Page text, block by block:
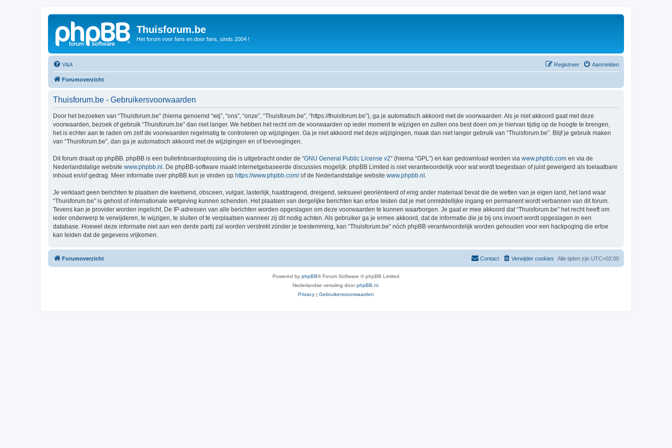
Thuisforum.be
Het forum voor fans en door fans, sinds 2004 !
V&A Aanmelden
Registreer
Forumoverzicht
Thuisforum.be - Gebruikersvoorwaarden
Door het bezoeken van “Thuisforum.be” (hierna genoemd “wij”, “ons”, “onze”, “Thuisforum.be”, “https://thuisforum.be”), ga je automatisch akkoord met de voorwaarden. Als je niet akkoord gaat met deze
voorwaarden, bezoek of gebruik “Thuisforum.be” dan niet langer. We hebben het recht om de voorwaarden op ieder moment te wijzigen en zullen ons best doen om je hiervan tijdig op de hoogte te brengen,
het is echter aan te raden om zelf de voorwaarden regelmatig te controleren op wijzigingen. Ga je niet akkoord met deze wijzigingen, maak dan niet langer gebruik van “Thuisforum.be”. Blijf je gebruik maken
van “Thuisforum.be”, dan ga je automatisch akkoord met de wijzigingen en of toevoegingen.
Dit forum draait op phpBB. phpBB is een bulletinboardoplossing die is uitgebracht onder de “GNU General Public License v2” (hierna “GPL”) en kan gedownload worden via www.phpbb.com en via de
Nederlandstalige website www.phpbb.nl . De phpBB-software maakt internetgebaseerde discussies mogelijk. phpBB Limited is niet verantwoordelijk voor wat wordt toegestaan of juist geweigerd als toelaatbare
inhoud en/of gedrag. Meer informatie over phpBB kun je vinden op https://www.phpbb.com/of de Nederlandstalige website www.phpbb.nl
Je verklaart geen berichten te plaatsen die kwetsend, obsceen, vulgair, lasterlijk, haatdragend, dreigend, seksueel georiënteerd of enig ander materiaal bevat die de wetten van je eigen land, het land waar
“Thuisforum.be” is gehost of internationale wetgeving kunnen schenden. Het plaatsen van dergelijke berichten kan ertoe leiden dat je met onmiddellijke ingang en permanent wordt verbannen van dit forum.
Tevens kan je provider worden ingelicht. De IP-adressen van alle berichten worden opgeslagen om deze voorwaarden te kunnen waarborgen. Je gaat er mee akkoord dat “Thuisforum.be” het recht heeft om
ieder onderwerp te verwijderen, te wijzigen, te sluiten of te verplaatsen wanneer zij dit nodig achten. Als gebruiker ga je ermee akkoord, dat de informatie die je bij ons invoert wordt opgeslagen in een
database. Hoewel deze informatie niet aan een derde partij zal worden verstrekt zónder je toestemming, kan “Thuisforum.be” nóch phpBB verantwoordelijk worden gehouden voor een hackpoging die ertoe
kan leiden dat de gegevens vrijkomen.
Forumoverzicht Alle tijden zijn UTC+02:00
Verwijder cookies
Contact
Powered by phpBB® Forum Software © phpBB Limited
Nederlandse vertaling doorphpBB.nl
Privacy | Gebruikersvoorwaarden